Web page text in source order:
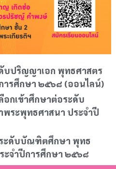
บปริญญาเอก พุทธศาสตร
รศึกษา ๒๕๖๘ (ออนไลน์)
อกเข้าศึกษาต่อระดับ
ระพุทธศาสนา ประจำปี
ะดับบัณฑิตศึกษา พุทธ
จำปีการศึกษา ๒๕๖๘